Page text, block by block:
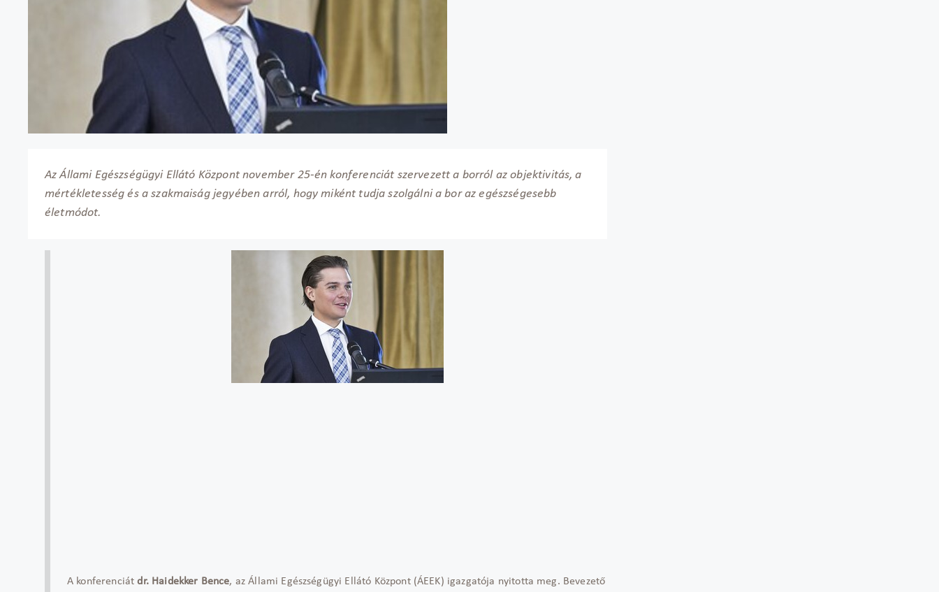
Az Állami Egészségügyi Ellátó Központ november 25-én konferenciát szervezett a borról az objektivitás, a
mértékletesség és a szakmaiság jegyében arról, hogy miként tudja szolgálni a bor az egészségesebb
életmódot.
A konferenciátdr. Haidekker Bence, az Állami Egészségügyi Ellátó Központ (ÁEEK) igazgatója nyitotta meg. Bevezető